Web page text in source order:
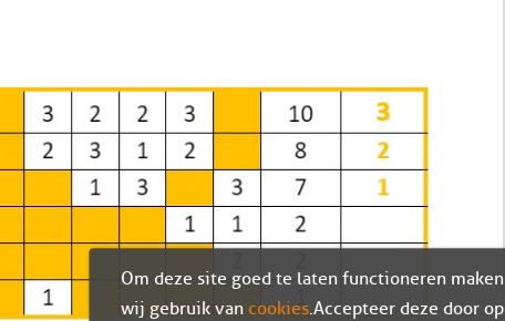
Om deze site goed te laten functioneren maken
wij gebruik van cookies. Accepteer deze door op